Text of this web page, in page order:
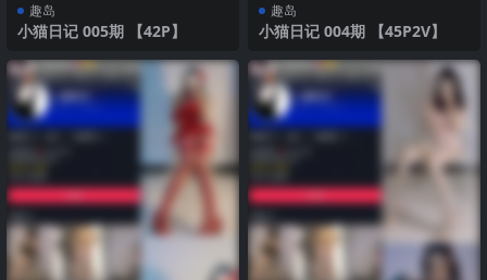
趣岛
小猫日记 005期 【42P】
趣岛
小猫日记 004期 【45P2V】